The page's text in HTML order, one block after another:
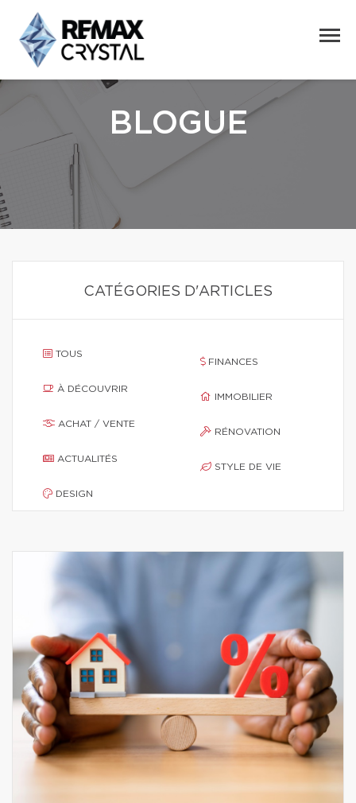
BLOGUE
CATÉGORIES D'ARTICLES
TOUS
À DÉCOUVRIR
ACHAT / VENTE
ACTUALITÉS
DESIGN
FINANCES
IMMOBILIER
RÉNOVATION
STYLE DE VIE